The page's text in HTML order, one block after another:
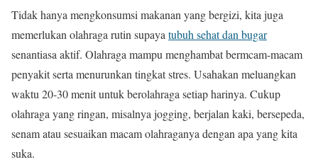
Tidak hanya mengkonsumsi makanan yang bergizi, kita juga
memerlukan olahraga rutin supayatubuh sehat dan bugar
senantiasa aktif. Olahraga mampu menghambat bermcam-macam
penyakit serta menurunkan tingkat stres. Usahakan meluangkan
waktu 20-30 menit untuk berolahraga setiap harinya. Cukup
olahraga yang ringan, misalnya jogging, berjalan kaki, bersepeda,
senam atau sesuaikan macam olahraganya dengan apa yang kita
suka.